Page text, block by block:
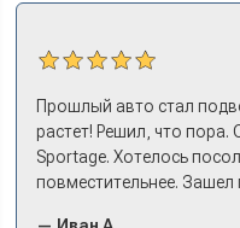
Прошлый авто стал
растет! Решил, что пора.
Sportage. Хотелось
повместительнее.